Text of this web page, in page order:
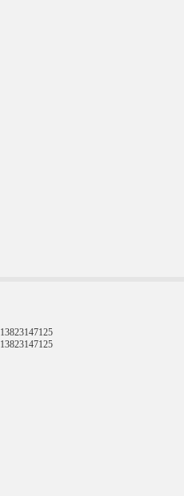
13823147125
13823147125